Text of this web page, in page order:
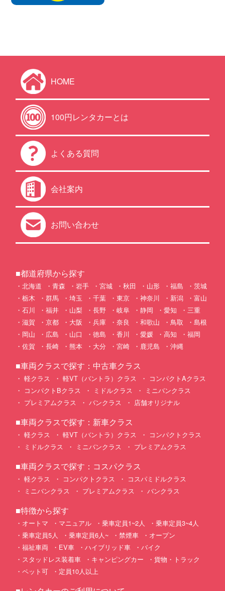
HOME
100円レンタカーとは
よくある質問
会社案内
お問い合わせ
■都道府県から探す
北海道 青森 岩手 宮城 秋田 山形 福島
茨城
栃木
群馬 埼玉 千葉 東京 神奈川 新潟
富山
石川
福井 山梨 長野 岐阜 静岡 愛知
三重
滋賀
京都 大阪 兵庫 奈良 和歌山 鳥取
島根
岡山
広島 山口 徳島 香川 愛媛 高知
福岡
佐賀
長崎 熊本 大分 宮崎 鹿児島 沖縄
■車両クラスで探す：中古車クラス
軽クラス 軽VT（バントラ）クラス
コンパクトAクラス
コンパクトBクラス
ミドルクラス
ミニバンクラス
プレミアムクラス
バンクラス 店舗オリジナル
■車両クラスで探す：新車クラス
軽クラス 軽VT（バントラ）クラス
コンパクトクラス
ミドルクラス
ミニバンクラス プレミアムクラス
■車両クラスで探す：コスパクラス
軽クラス コンパクトクラス
コスパミドルクラス
ミニバンクラス
プレミアムクラス バンクラス
■特徴から探す
オートマ マニュアル 乗車定員1~2人
乗車定員3~4人
乗車定員5人
乗車定員6人~ 禁煙車
オープン
福祉車両
EV車 ハイブリッド車
バイク
スタッドレス装着車
キャンピングカー
貨物・トラック
ペット可
定員10人以上